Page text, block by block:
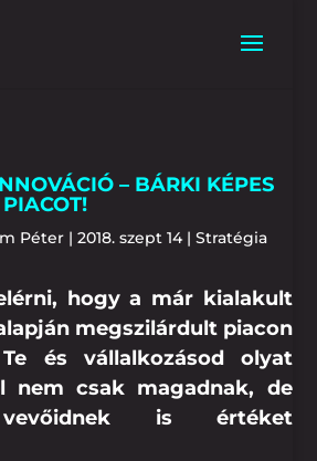
– BÁRKI KÉPES
Péter |2018. szept 14|Stratégia
hogy a már kialakult
megszilárdult piacon
és vállalkozásod olyat
nem csak magadnak, de
vevőidnek is értéket